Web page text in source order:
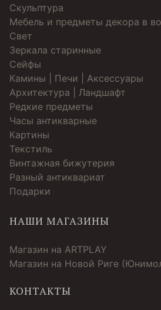
Скульптура
Мебель и предметы декора в
Свет
Зеркала старинные
Cейфы
Камины | Печи | Аксессуары
Архитектура | Ландшафт
Редкие предметы
Часы антикварные
Картины
Текстиль
Винтажная бижутерия
Разный антиквариат
Подарки
НАШИ МАГАЗИНЫ
Магазин на ARTPLAY
Магазин на Новой Риге
КОНТАКТЫ